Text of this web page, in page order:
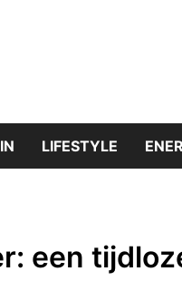
LIFESTYLE
een